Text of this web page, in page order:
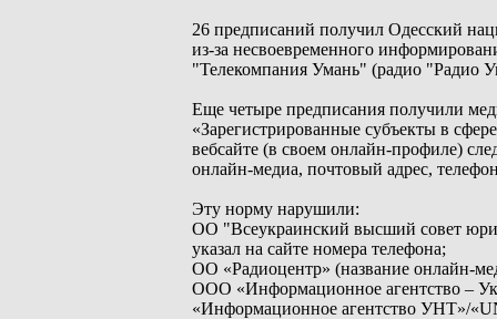
26 предписаний получил Одесский
из-за несвоевременного
"Телекомпания Умань" (радио "Радио
Еще четыре предписания получили
«Зарегистрированные субъекты в
вебсайте (в своем онлайн-профиле)
онлайн-медиа, почтовый адрес,
Эту норму нарушили:
ОО "Всеукраинский высший совет
указал на сайте номера телефона;
ОО «Радиоцентр» (название онлайн-
ООО «Информационное агентство –
«Информационное агентство УНТ»/